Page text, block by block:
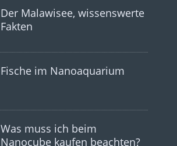
Der Malawisee, wissenswerte
Fakten
Fische im Nanoaquarium
Was muss ich beim
Nanocube kaufen beachten?